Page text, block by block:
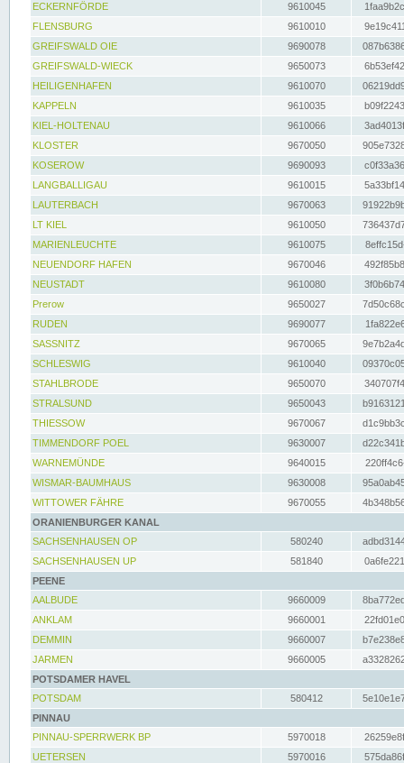
ECKERNFÖRDE
9610045
FLENSBURG
9610010
GREIFSWALD OIE
9690078
GREIFSWALD-WIECK
9650073
HEILIGENHAFEN
9610070
KAPPELN
9610035
KIEL-HOLTENAU
9610066
KLOSTER
9670050
KOSEROW
9690093
LANGBALLIGAU
9610015
LAUTERBACH
9670063
LT KIEL
9610050
MARIENLEUCHTE
9610075
NEUENDORF HAFEN
9670046
NEUSTADT
9610080
Prerow
9650027
RUDEN
9690077
SASSNITZ
9670065
SCHLESWIG
9610040
STAHLBRODE
9650070
STRALSUND
9650043
THIESSOW
9670067
TIMMENDORF POEL
9630007
WARNEMÜNDE
9640015
WISMAR-BAUMHAUS
9630008
WITTOWER FÄHRE
9670055
ORANIENBURGER KANAL
SACHSENHAUSEN OP
580240
SACHSENHAUSEN UP
581840
PEENE
AALBUDE
9660009
ANKLAM
9660001
DEMMIN
9660007
JARMEN
9660005
POTSDAMER HAVEL
POTSDAM
580412
PINNAU
PINNAU-SPERRWERK BP
5970018
UETERSEN
5970016